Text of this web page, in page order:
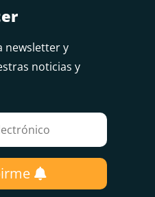
newsletter y
noticias y